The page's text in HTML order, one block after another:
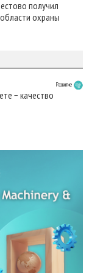
получил
охраны
Развитие
− качество